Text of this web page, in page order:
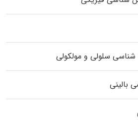
سلولی و مولکولی
بالینی